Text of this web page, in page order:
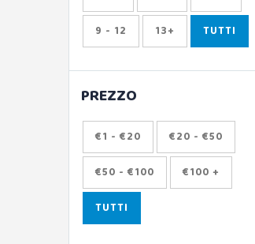
9 - 12 13+ TUTTI
PREZZO
€1 - €20 €20 - €50
€50 - €100 €100 +
TUTTI